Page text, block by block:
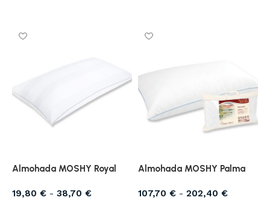
Almohada MOSHY Royal
19,80 € - 38,70 €
Almohada MOSHY Palma
107,70 € - 202,40 €